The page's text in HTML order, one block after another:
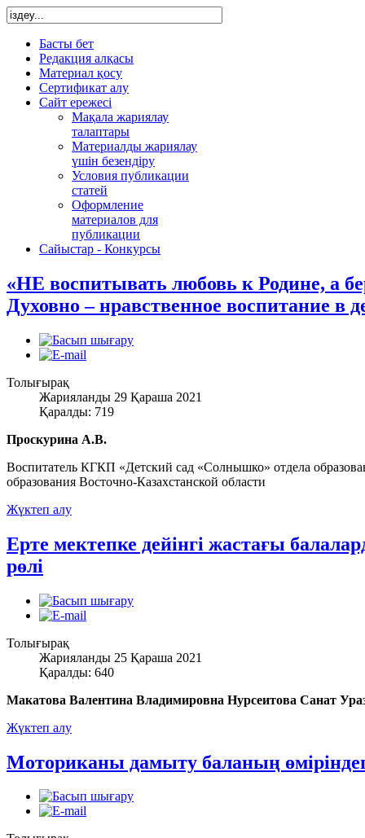
Басты бет
Редакция алқасы
Материал қосу
Сертификат алу
Сайт ережесі
Мақала жариялау
талаптары
Материалды жариялау
үшін безендіру
Условия публикации
статей
Оформление
материалов для
публикации
Сайыстар - Конкурсы
«НЕ воспитывать любовь к Родине, а
Духовно – нравственное воспитание в
Толығырақ
Жарияланды 29 Қараша 2021
Қаралды: 719
Проскурина А.В.
Воспитатель КГКП «Детский сад «Солнышко» отдела
образования Восточно-Казахстанской области
Жүктеп алу
Ерте мектепке дейінгі жастағы
рөлі
Толығырақ
Жарияланды 25 Қараша 2021
Қаралды: 640
Макатова Валентина Владимировна Нурсеитова Санат
Жүктеп алу
Моториканы дамыту баланың